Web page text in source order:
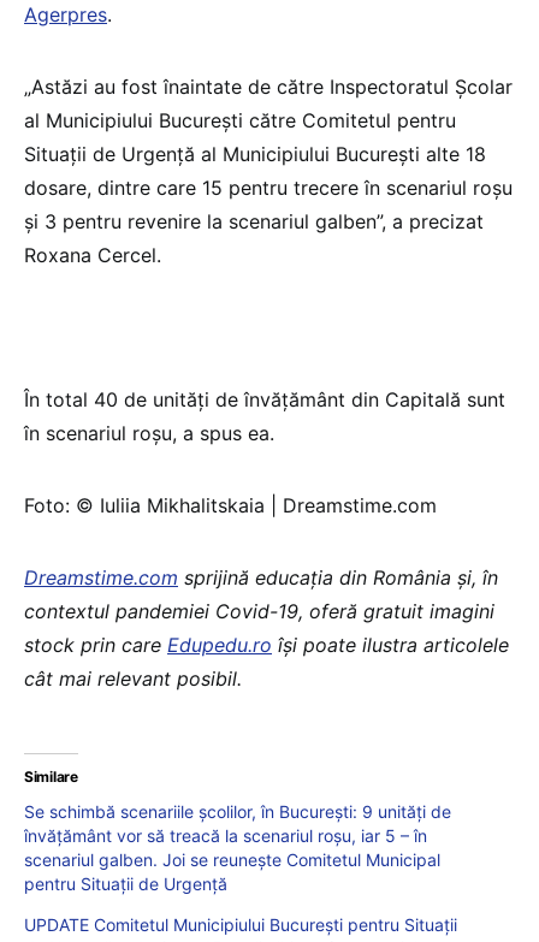
Agerpres.
„Astăzi au fost înaintate de către Inspectoratul Şcolar
al Municipiului Bucureşti către Comitetul pentru
Situaţii de Urgenţă al Municipiului Bucureşti alte 18
dosare, dintre care 15 pentru trecere în scenariul roşu
şi 3 pentru revenire la scenariul galben”, a precizat
Roxana Cercel.
În total 40 de unităţi de învăţământ din Capitală sunt
în scenariul roşu, a spus ea.
Foto: © Iuliia Mikhalitskaia | Dreamstime.com
Dreamstime.com sprijină educaţia din România şi, în
contextul pandemiei Covid-19, oferă gratuit imagini
stock prin care Edupedu.ro îşi poate ilustra articolele
cât mai relevant posibil.
Similare
Se schimbă scenariile școlilor, în București: 9 unităţi de
învăţământ vor să treacă la scenariul roşu, iar 5 – în
scenariul galben. Joi se reunește Comitetul Municipal
pentru Situații de Urgență
UPDATE Comitetul Municipiului Bucureşti pentru Situaţii